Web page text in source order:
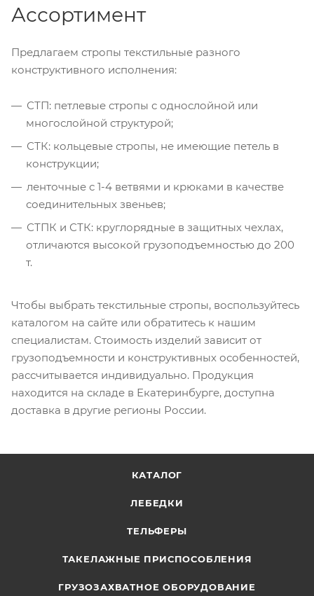
Ассортимент
Предлагаем стропы текстильные разного
конструктивного исполнения:
СТП: петлевые стропы с однослойной или
многослойной структурой;
СТК: кольцевые стропы, не имеющие петель в
конструкции;
ленточные с 1-4 ветвями и крюками в качестве
соединительных звеньев;
СТПК и СТК: круглорядные в защитных чехлах,
отличаются высокой грузоподъемностью до 200
т.
Чтобы выбрать текстильные стропы, воспользуйтесь
каталогом на сайте или обратитесь к нашим
специалистам. Стоимость изделий зависит от
грузоподъемности и конструктивных особенностей,
рассчитывается индивидуально. Продукция
находится на складе в Екатеринбурге, доступна
доставка в другие регионы России.
КАТАЛОГ
ЛЕБЕДКИ
ТЕЛЬФЕРЫ
ТАКЕЛАЖНЫЕ ПРИСПОСОБЛЕНИЯ
ГРУЗОЗАХВАТНОЕ ОБОРУДОВАНИЕ